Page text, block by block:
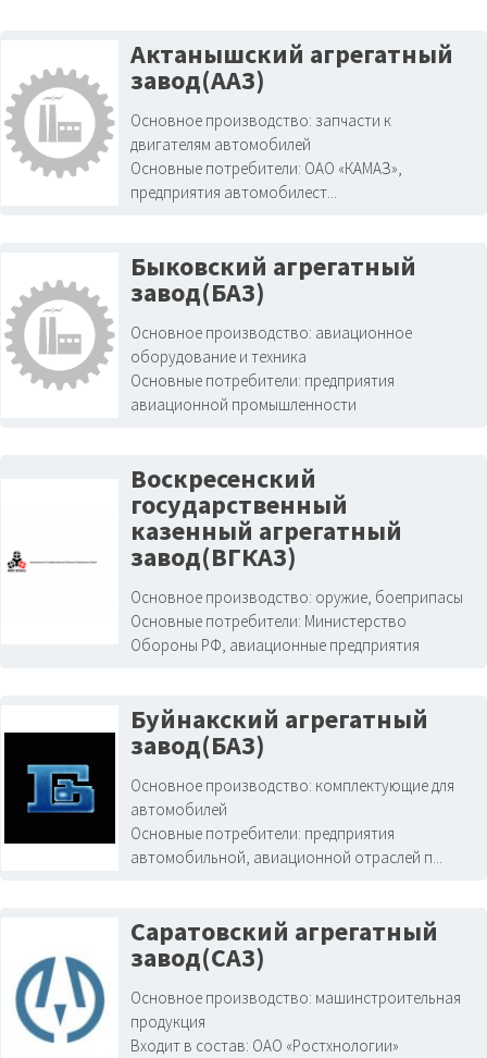
Актанышский агрегатный
завод(ААЗ)
Основное производство: запчасти к
двигателям автомобилей
Основные потребители: ОАО «КАМАЗ»,
предприятия автомобилест...
Быковский агрегатный
завод(БАЗ)
Основное производство: авиационное
оборудование и техника
Основные потребители: предприятия
авиационной промышленности
Воскресенский
государственный
казенный агрегатный
завод(ВГКАЗ)
Основное производство: оружие, боеприпасы
Основные потребители: Министерство
Обороны РФ, авиационные предприятия
Буйнакский агрегатный
завод(БАЗ)
Основное производство: комплектующие для
автомобилей
Основные потребители: предприятия
автомобильной, авиационной отраслей п...
Саратовский агрегатный
завод(САЗ)
Основное производство: машинстроительная
продукция
Входит в состав: ОАО «Ростхнологии»